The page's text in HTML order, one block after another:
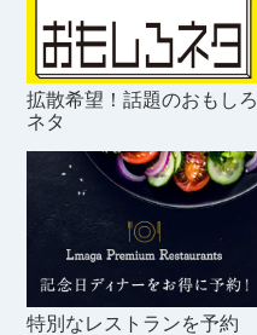
拡散希望！話題のおもしろ
ネタ
特別なレストランを予約